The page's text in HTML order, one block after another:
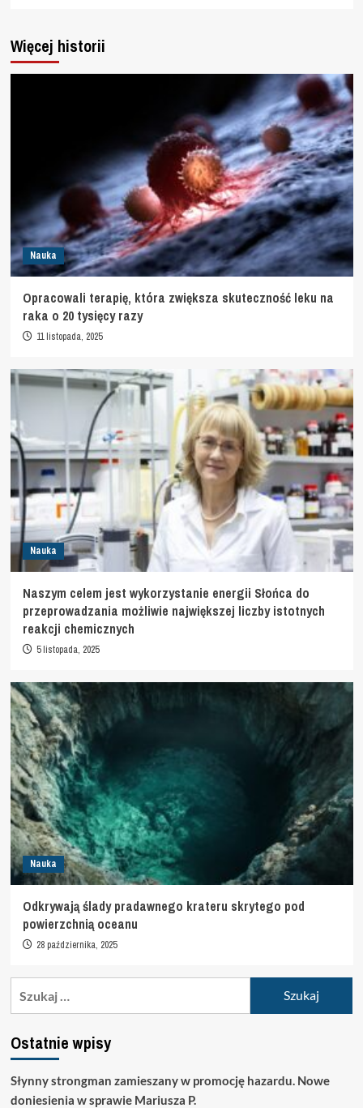
Więcej historii
Nauka
Opracowali terapię, która zwiększa skuteczność leku na
raka o 20 tysięcy razy
11 listopada, 2025
Nauka
Naszym celem jest wykorzystanie energii Słońca do
przeprowadzania możliwie największej liczby istotnych
reakcji chemicznych
5 listopada, 2025
Nauka
Odkrywają ślady pradawnego krateru skrytego pod
powierzchnią oceanu
28 października, 2025
Ostatnie wpisy
Słynny strongman zamieszany w promocję hazardu. Nowe
doniesienia w sprawie Mariusza P.